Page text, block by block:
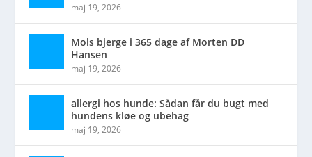
maj 19, 2026
Mols bjerge i 365 dage af Morten DD
Hansen
maj 19, 2026
allergi hos hunde: Sådan får du bugt med
hundens kløe og ubehag
maj 19, 2026